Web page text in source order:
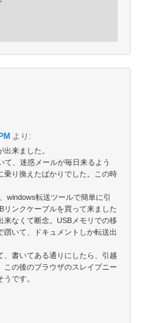
より:
来ました。
て、迷惑メールが毎日来るよう
乗り換えたばかりでした。この時
windows転送ツールで簡単に引
リンクケーブルを買って来ました
来なくて断念。USBメモリでの移
躓いて、ドキュメントしか転送出
、書いてある通りにしたら、引越
この後のブラウザのスレイプニー
です。